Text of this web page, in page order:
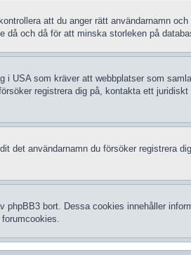
att du anger rätt användarnamn
då och då för att minska storleken på
i USA som kräver att webbplatser som
registrera dig på, kontakta ett
det användarnamn du försöker registrera
bort. Dessa cookies innehåller